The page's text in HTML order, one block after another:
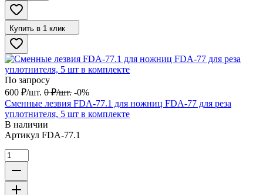
Купить в 1 клик
По запросу
600 ₽/шт. 0 ₽/шт. -0%
Сменные лезвия FDA-77.1 для ножниц FDA-77 для реза
уплотнителя, 5 шт в комплекте
В наличии
Артикул FDA-77.1